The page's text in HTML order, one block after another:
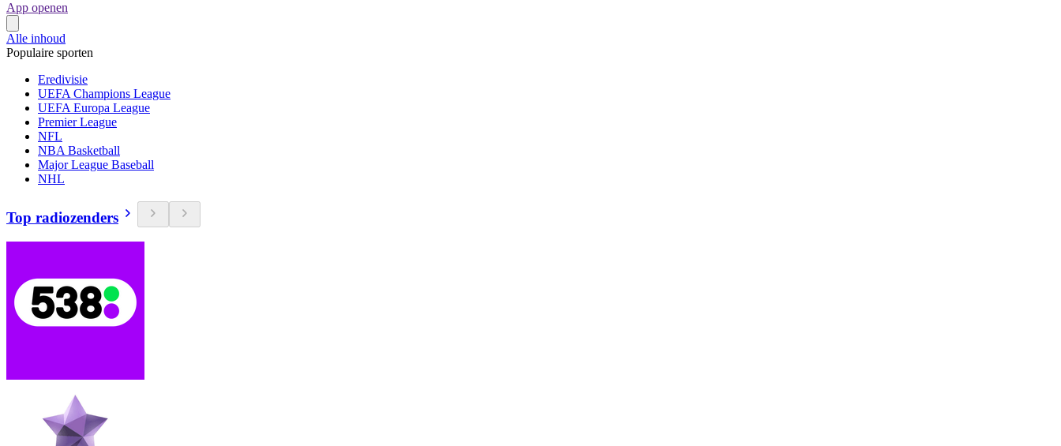
App openen
Alle inhoud
Populaire sporten
Eredivisie
UEFA Champions League
UEFA Europa League
Premier League
NFL
NBA Basketball
Major League Baseball
NHL
Top radiozenders